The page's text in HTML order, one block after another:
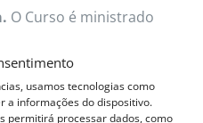
usamos tecnologias como
a informações do dispositivo.
permitirá processar dados, como
O Curso é ministrado
são uma arte.